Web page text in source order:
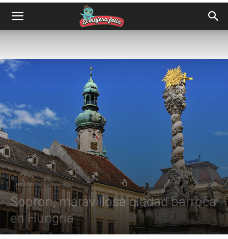
Destinos Europa
Sopron, maravillosa ciudad barroca
en Hungría